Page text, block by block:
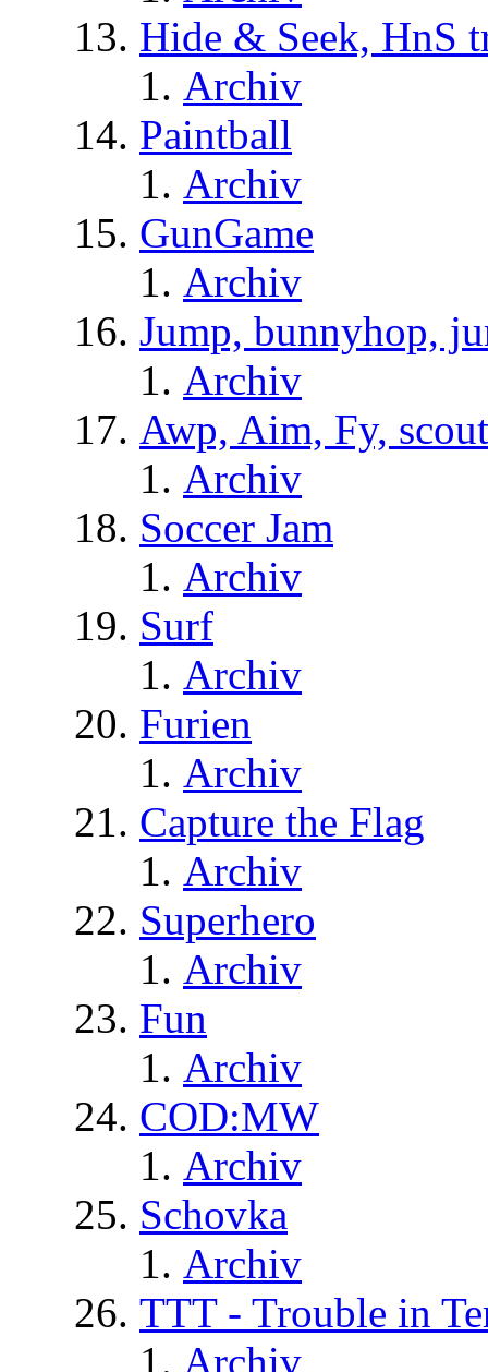
Hide & Seek, HnS
Archiv
Paintball
Archiv
GunGame
Archiv
Jump, bunnyhop,
Archiv
Awp, Aim, Fy,
Archiv
Soccer Jam
Archiv
Surf
Archiv
Furien
Archiv
Capture the Flag
Archiv
Superhero
Archiv
Fun
Archiv
COD:MW
Archiv
Schovka
Archiv
TTT - Trouble in
Archiv